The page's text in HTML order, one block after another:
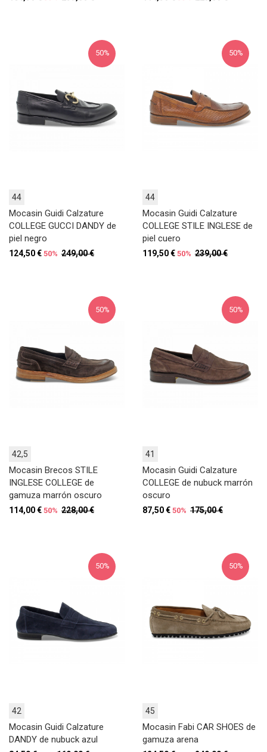
50%
44
Mocasin Guidi Calzature
COLLEGE GUCCI DANDY de
piel negro
249,00 €
124,50 € 50%
50%
44
Mocasin Guidi Calzature
COLLEGE STILE INGLESE de
piel cuero
239,00 €
119,50 € 50%
50%
42,5
Mocasin Brecos STILE
INGLESE COLLEGE de
gamuza marrón oscuro
228,00 €
114,00 € 50%
50%
41
Mocasin Guidi Calzature
COLLEGE de nubuck marrón
oscuro
175,00 €
87,50 € 50%
50%
42
Mocasin Guidi Calzature
DANDY de nubuck azul
50%
45
Mocasin Fabi CAR SHOES de
gamuza arena